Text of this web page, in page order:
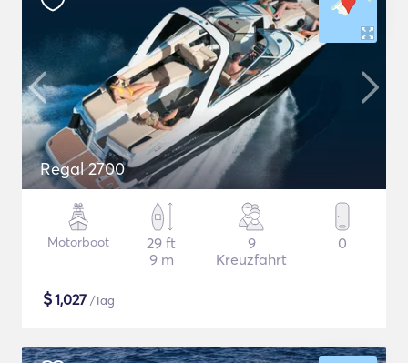
Regal 2700
Motorboot
29 ft
9 m
9
Kreuzfahrt
0
$1,027 /Tag